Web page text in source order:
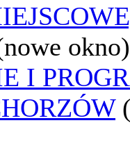
okno)
I